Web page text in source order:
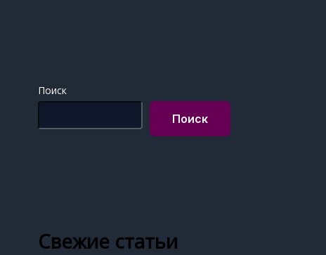
Поиск
Поиск
Свежие статьи